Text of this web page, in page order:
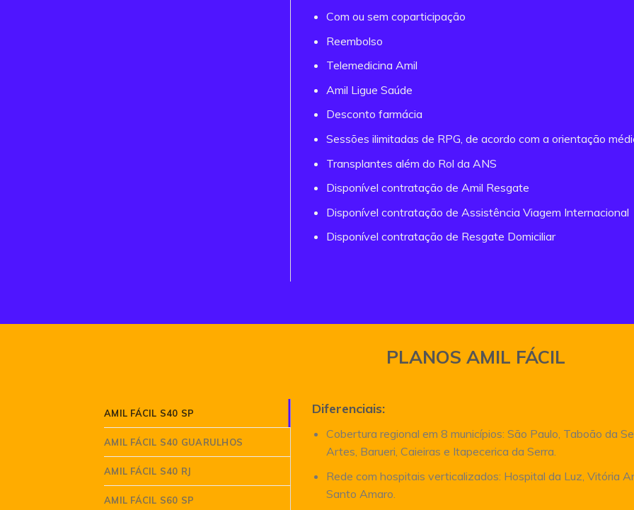
Com ou sem coparticipação
Reembolso
Telemedicina Amil
Amil Ligue Saúde
Desconto farmácia
Sessões ilimitadas de RPG, de acordo com a orientação
Transplantes além do Rol da ANS
Disponível contratação de Amil Resgate
Disponível contratação de Assistência Viagem Internacional
Disponível contratação de Resgate Domiciliar
PLANOS AMIL FÁCIL
AMIL FÁCIL S40 SP
AMIL FÁCIL S40 GUARULHOS
AMIL FÁCIL S40 RJ
AMIL FÁCIL S60 SP
Diferenciais:
Cobertura regional em 8 municípios: São Paulo, Taboão da
Artes, Barueri, Caieiras e Itapecerica da Serra.
Rede com hospitais verticalizados: Hospital da Luz, Vitória
Santo Amaro.